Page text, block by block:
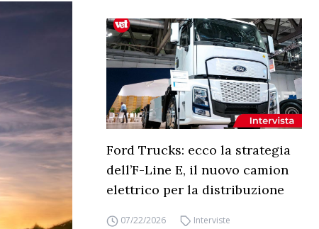
Ford Trucks: ecco la strategia
dell’F-Line E, il nuovo camion
elettrico per la distribuzione
07/22/2026 Interviste